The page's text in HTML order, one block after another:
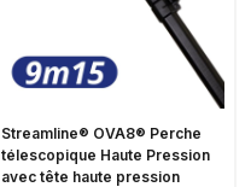
Streamline® OVA8® Perche
télescopique Haute Pression
avec tête haute pression